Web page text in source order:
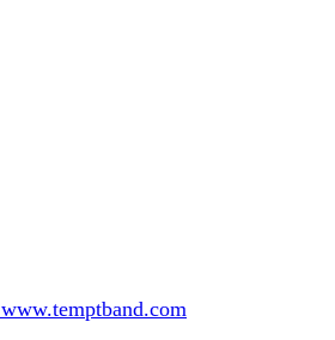
www.temptband.com